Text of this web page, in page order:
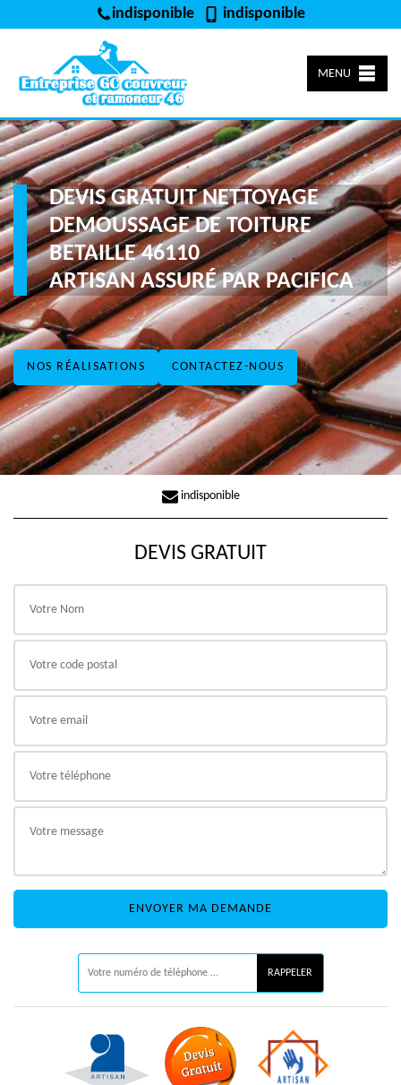
indisponible indisponible
MENU
NOS RÉALISATIONS CONTACTEZ-NOUS
DEVIS GRATUIT NETTOYAGE
DEMOUSSAGE DE TOITURE
BETAILLE 46110
ARTISAN ASSURÉ PAR PACIFICA
indisponible
DEVIS GRATUIT